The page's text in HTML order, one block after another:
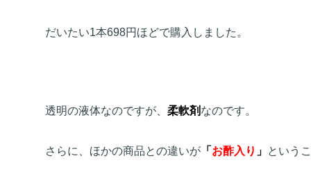
だいたい1本698円ほどで購入しました。
透明の液体なのですが、 柔軟剤 なのです。
さらに、ほかの商品との違いが「 お酢入り 」 というこ